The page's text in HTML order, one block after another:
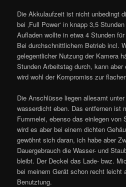
Die Akkulaufzeit ist nicht unbedingt
bei ‚Full Power‘ in knapp 3,5
Aufladen wollte in etwa 4 Stunden
Bei durchschnittlichem Betrieb incl.
gelegentlicher Nutzung der Kamera
Stunden Arbeitstag durch, kann
wird wohl der Kompromiss zur
Die Anschlüsse liegen allesamt
wasserdicht eben. Das entfernen ist
Fummelei, ebenso das einlegen von
wird es aber bei einem dichten
gewöhnt sich daran, ich habe aber
Dauergebrauch die Wasser- und
bleibt. Der Deckel das Lade- bwz.
bei meinem Gerät schon recht leicht
Benutztung.